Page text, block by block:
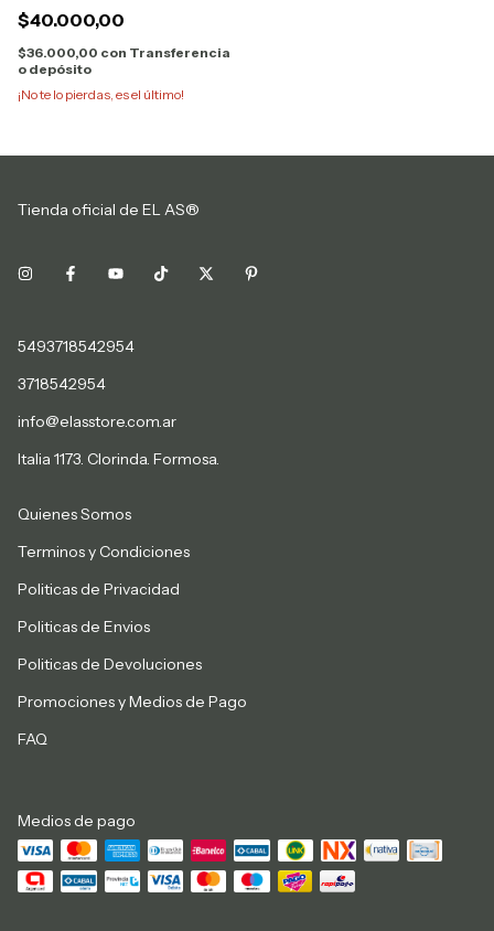
$40.000,00
$36.000,00 con Transferencia
o depósito
¡No te lo pierdas, es el último!
Tienda oficial de EL AS®
5493718542954
3718542954
info@elasstore.com.ar
Italia 1173. Clorinda. Formosa.
Quienes Somos
Terminos y Condiciones
Politicas de Privacidad
Politicas de Envios
Politicas de Devoluciones
Promociones y Medios de Pago
FAQ
Medios de pago